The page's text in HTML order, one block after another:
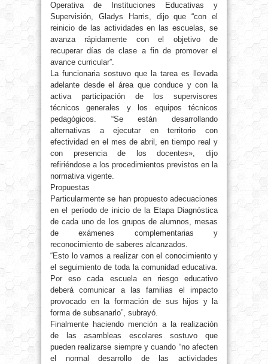
Operativa de Instituciones Educativas y
Supervisión, Gladys Harris, dijo que “con el
reinicio de las actividades en las escuelas, se
avanza rápidamente con el objetivo de
recuperar días de clase a fin de promover el
avance curricular”.
La funcionaria sostuvo que la tarea es llevada
adelante desde el área que conduce y con la
activa participación de los supervisores
técnicos generales y los equipos técnicos
pedagógicos. “Se están desarrollando
alternativas a ejecutar en territorio con
efectividad en el mes de abril, en tiempo real y
con presencia de los docentes», dijo
refiriéndose a los procedimientos previstos en la
normativa vigente.
Propuestas
Particularmente se han propuesto adecuaciones
en el período de inicio de la Etapa Diagnóstica
de cada uno de los grupos de alumnos, mesas
de exámenes complementarias y
reconocimiento de saberes alcanzados.
“Esto lo vamos a realizar con el conocimiento y
el seguimiento de toda la comunidad educativa.
Por eso cada escuela en riesgo educativo
deberá comunicar a las familias el impacto
provocado en la formación de sus hijos y la
forma de subsanarlo”, subrayó.
Finalmente haciendo mención a la realización
de las asambleas escolares sostuvo que
pueden realizarse siempre y cuando “no afecten
el normal desarrollo de las actividades